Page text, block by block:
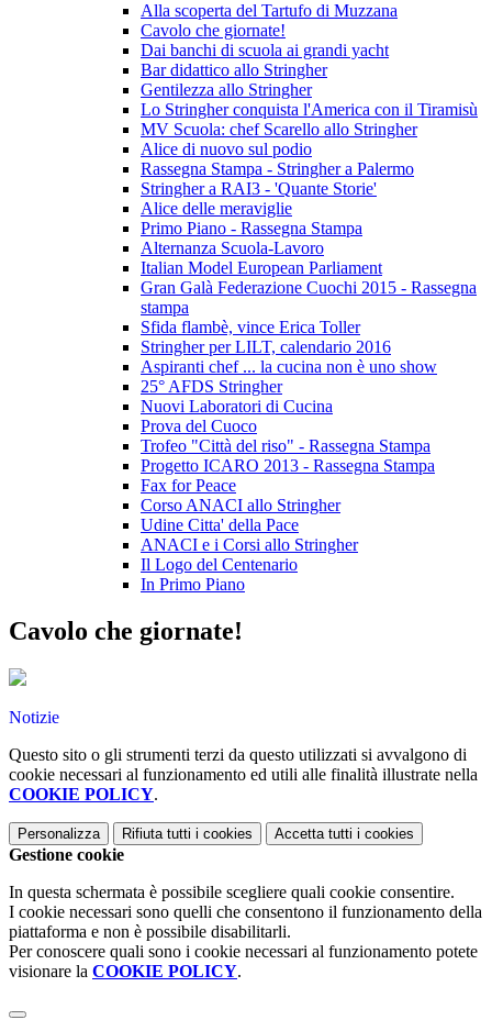
Alla scoperta del Tartufo di Muzzana
Cavolo che giornate!
Dai banchi di scuola ai grandi yacht
Bar didattico allo Stringher
Gentilezza allo Stringher
Lo Stringher conquista l'America con il Tiramisù
MV Scuola: chef Scarello allo Stringher
Alice di nuovo sul podio
Rassegna Stampa - Stringher a Palermo
Stringher a RAI3 - 'Quante Storie'
Alice delle meraviglie
Primo Piano - Rassegna Stampa
Alternanza Scuola-Lavoro
Italian Model European Parliament
Gran Galà Federazione Cuochi 2015 - Rassegna
stampa
Sfida flambè, vince Erica Toller
Stringher per LILT, calendario 2016
Aspiranti chef ... la cucina non è uno show
25° AFDS Stringher
Nuovi Laboratori di Cucina
Prova del Cuoco
Trofeo "Città del riso" - Rassegna Stampa
Progetto ICARO 2013 - Rassegna Stampa
Fax for Peace
Corso ANACI allo Stringher
Udine Citta' della Pace
ANACI e i Corsi allo Stringher
Il Logo del Centenario
In Primo Piano
Cavolo che giornate!
Notizie
Questo sito o gli strumenti terzi da questo utilizzati si avvalgono di
cookie necessari al funzionamento ed utili alle finalità illustrate nella
COOKIE POLICY.
Personalizza Rifiuta tutti i cookies Accetta tutti i cookies
Gestione cookie
In questa schermata è possibile scegliere quali cookie consentire.
I cookie necessari sono quelli che consentono il funzionamento della
piattaforma e non è possibile disabilitarli.
Per conoscere quali sono i cookie necessari al funzionamento potete
visionare la COOKIE POLICY.